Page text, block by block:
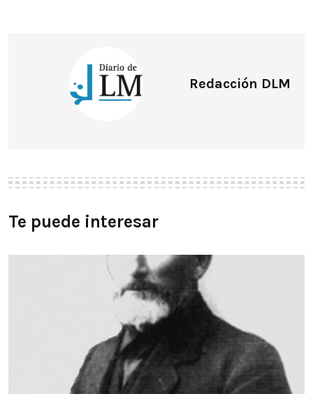
Redacción DLM
Te puede interesar